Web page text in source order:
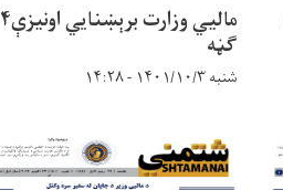
ګڼه
شنبه ۱۴۰۱/۱۰/۳ - ۱۴:۲۸